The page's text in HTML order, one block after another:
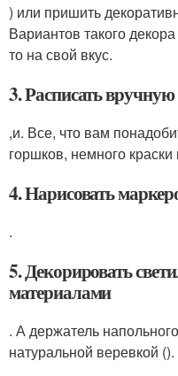
) или пришить
Вариантов такого
то на свой вкус.
3. Расписать
,и. Все, что вам
горшков, немного
4. Нарисовать
.
5. Декорировать
материалами
. А держатель
натуральной веревкой ().